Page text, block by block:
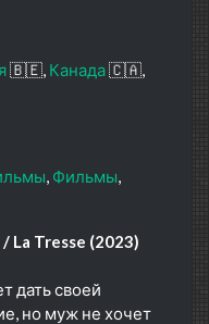
🇧🇪 Канада🇨🇦
Фильмы
La Tresse (2023)
дать своей
но муж не хочет